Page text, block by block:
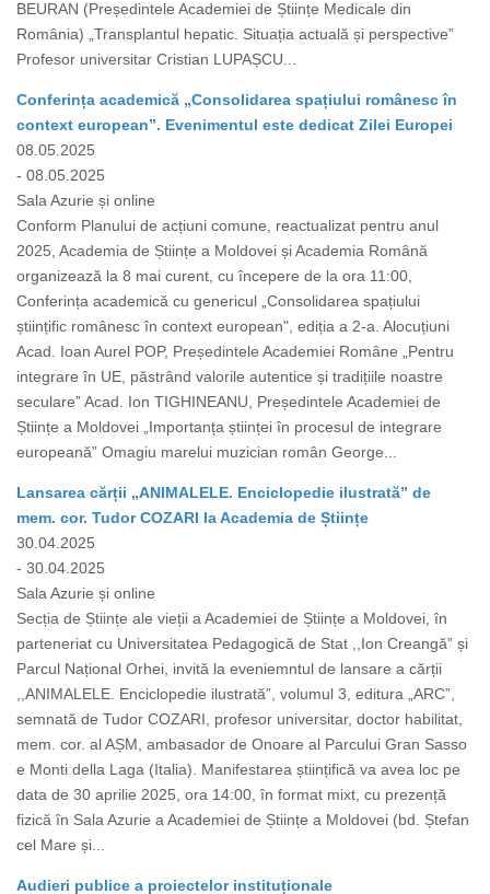
BEURAN (Președintele Academiei de Științe Medicale din
România) „Transplantul hepatic. Situația actuală și perspective”
Profesor universitar Cristian LUPAȘCU...
Conferința academică „Consolidarea spațiului românesc în
context european”. Evenimentul este dedicat Zilei Europei
08.05.2025
- 08.05.2025
Sala Azurie și online
Conform Planului de acțiuni comune, reactualizat pentru anul
2025, Academia de Științe a Moldovei și Academia Română
organizează la 8 mai curent, cu începere de la ora 11:00,
Conferința academică cu genericul „Consolidarea spațiului
științific românesc în context european", ediția a 2-a. Alocuțiuni
Acad. Ioan Aurel POP, Președintele Academiei Române „Pentru
integrare în UE, păstrând valorile autentice și tradițiile noastre
seculare” Acad. Ion TIGHINEANU, Președintele Academiei de
Științe a Moldovei „Importanța științei în procesul de integrare
europeană” Omagiu marelui muzician român George...
Lansarea cărții „ANIMALELE. Enciclopedie ilustrată” de
mem. cor. Tudor COZARI la Academia de Științe
30.04.2025
- 30.04.2025
Sala Azurie și online
Secția de Științe ale vieții a Academiei de Științe a Moldovei, în
parteneriat cu Universitatea Pedagogică de Stat ,,Ion Creangă” și
Parcul Național Orhei, invită la eveniemntul de lansare a cărții
,,ANIMALELE. Enciclopedie ilustrată”, volumul 3, editura „ARC”,
semnată de Tudor COZARI, profesor universitar, doctor habilitat,
mem. cor. al AȘM, ambasador de Onoare al Parcului Gran Sasso
e Monti della Laga (Italia). Manifestarea științifică va avea loc pe
data de 30 aprilie 2025, ora 14:00, în format mixt, cu prezență
fizică în Sala Azurie a Academiei de Științe a Moldovei (bd. Ștefan
cel Mare și...
Audieri publice a proiectelor instituționale